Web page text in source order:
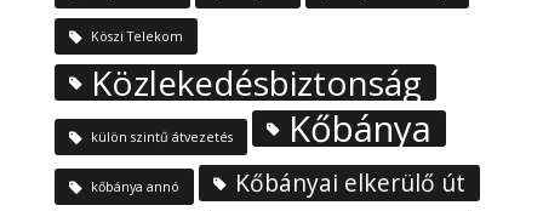
Köszi Telekom
Közlekedésbiztonság
külön szintű átvezetés Kőbánya
kőbánya annó Kőbányai elkerülő út